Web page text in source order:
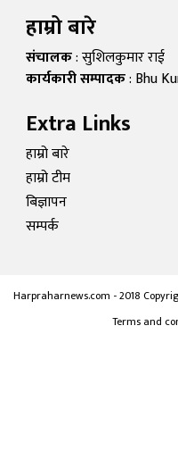
हाम्रो बारे
संचालक: सुशिलकुमार राई
कार्यकारी सम्पादक: Bhu
Extra Links
हाम्रो बारे
हाम्रो टीम
बिज्ञापन
सम्पर्क
Harpraharnews.com - 2018
Terms and